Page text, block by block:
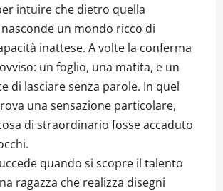
intuire che dietro quella
un mondo ricco di
inattese. A volte la conferma
un foglio, una matita, e un
di lasciare senza parole. In quel
una sensazione particolare,
di straordinario fosse accaduto
quando si scopre il talento
ragazza che realizza disegni